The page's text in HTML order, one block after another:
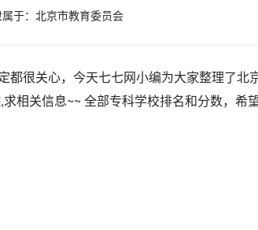
于：北京市教育委员会
都很关心，今天七七网小编为大家整理了北
相关信息~~ 全部专科学校排名和分数，希